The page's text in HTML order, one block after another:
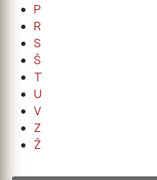
P
R
S
Š
T
U
V
Z
Ž